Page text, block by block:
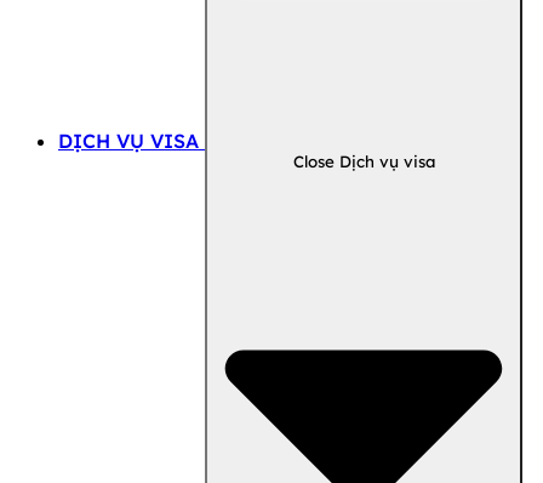
DỊCH VỤ VISA
Close Dịch vụ visa